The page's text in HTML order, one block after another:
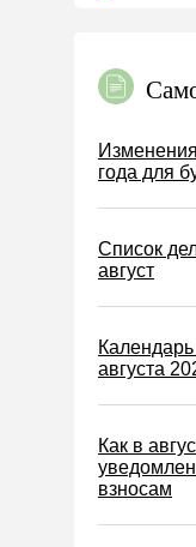
Налог
Водный
Налог
Акцизы
Уплата
года для
Список
август
августа
Как в
взносам